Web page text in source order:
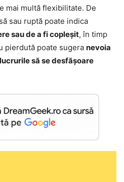
mai multă flexibilitate. De
sau ruptă poate indica
sau de a fi copleșit, în timp
pierdută poate sugera nevoia
să se desfășoare